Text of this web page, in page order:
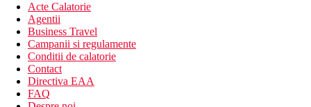
Acte Calatorie
Agentii
Business Travel
Campanii si regulamente
Conditii de calatorie
Contact
Directiva EAA
FAQ